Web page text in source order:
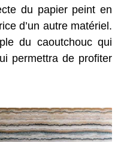
du papier peint en
d’un autre matériel.
du caoutchouc qui
permettra de profiter